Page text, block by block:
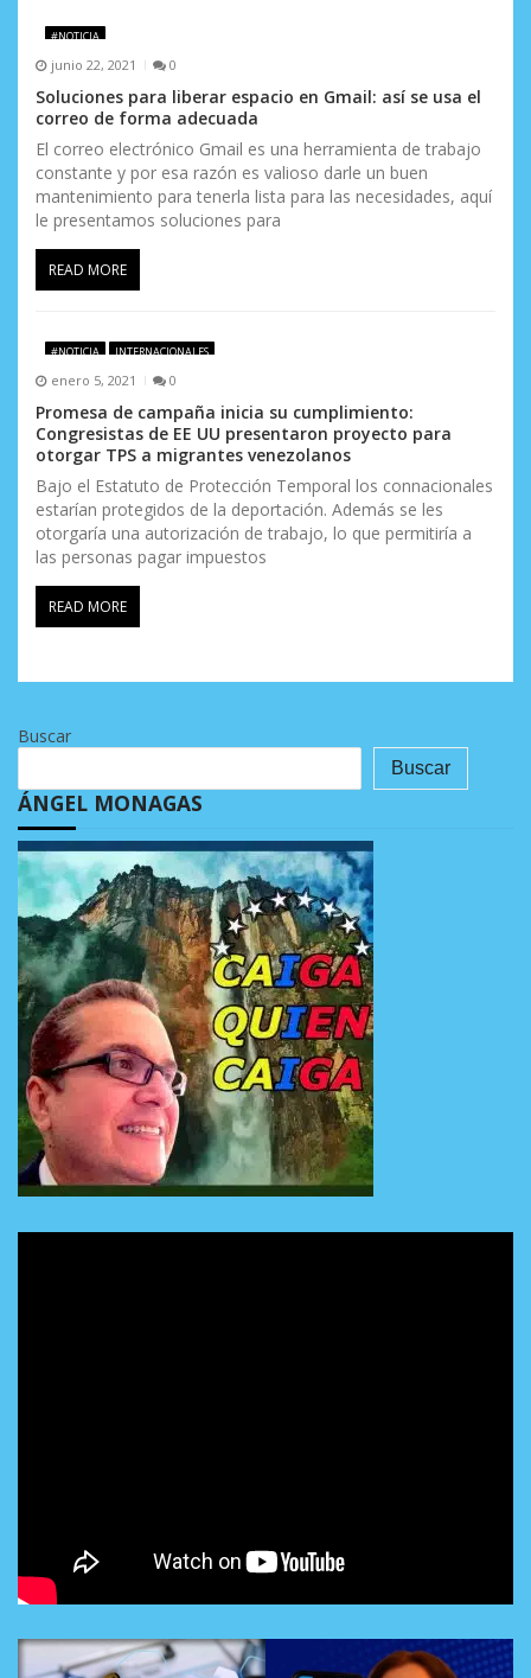
#NOTICIA
junio 22, 2021 0
Soluciones para liberar espacio en Gmail: así se usa el
correo de forma adecuada
El correo electrónico Gmail es una herramienta de trabajo
constante y por esa razón es valioso darle un buen
mantenimiento para tenerla lista para las necesidades, aquí
le presentamos soluciones para
READ MORE
#NOTICIA INTERNACIONALES
enero 5, 2021 0
Promesa de campaña inicia su cumplimiento:
Congresistas de EE UU presentaron proyecto para
otorgar TPS a migrantes venezolanos
Bajo el Estatuto de Protección Temporal los connacionales
estarían protegidos de la deportación. Además se les
otorgaría una autorización de trabajo, lo que permitiría a
las personas pagar impuestos
READ MORE
Buscar
Buscar
ÁNGEL MONAGAS